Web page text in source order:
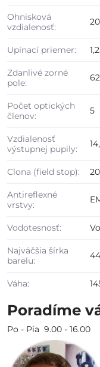
Ohnisková
vzdialenosť:
Upínací priemer:
Zdanlivé zorné
pole:
Počet optických
členov:
5
Vzdialenosť
výstupnej pupily:
Clona (field stop):
Antireflexné
vrstvy:
Vodotesnosť:
Najväčšia šírka
barelu:
Váha:
Poradíme
Po - Pia 9.00 - 16.00